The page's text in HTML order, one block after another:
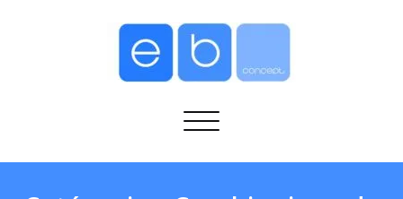
Afficher/masquer la navigation